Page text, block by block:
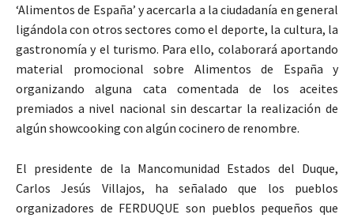
‘Alimentos de España’ y acercarla a la ciudadanía en general
ligándola con otros sectores como el deporte, la cultura, la
gastronomía y el turismo. Para ello, colaborará aportando
material promocional sobre Alimentos de España y
organizando alguna cata comentada de los aceites
premiados a nivel nacional sin descartar la realización de
algún showcooking con algún cocinero de renombre.
El presidente de la Mancomunidad Estados del Duque,
Carlos Jesús Villajos, ha señalado que los pueblos
organizadores de FERDUQUE son pueblos pequeños que